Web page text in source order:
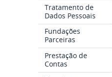
Tratamento de
Dados Pessoais
Fundações
Parceiras
Prestação de
Contas